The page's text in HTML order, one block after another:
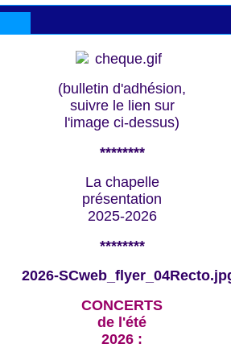
(bulletin d'adhésion,
suivre le lien sur
l'image ci-dessus)
********
La chapelle
présentation
2025-2026
********
CONCERTS
de l'été
2026 :